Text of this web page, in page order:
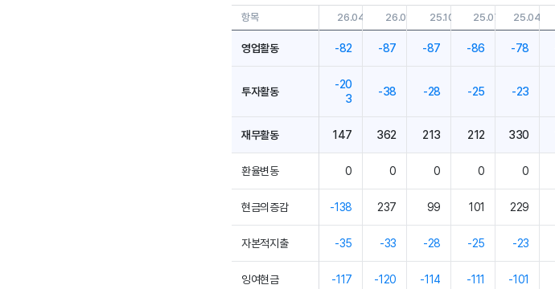
항목 26.04.30 26.01.31 25.10.31 25.07.31 25.04.30
영업활동 -82 -87 -87 -86 -78
투자활동
-20
3
-38 -28 -25 -23
재무활동 147 362 213 212 330
환율변동 0 0 0 0 0
현금의증감 -138 237 99 101 229
자본적지출 -35 -33 -28 -25 -23
잉여현금 -117 -120 -114 -111 -101